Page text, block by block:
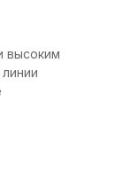
высоким